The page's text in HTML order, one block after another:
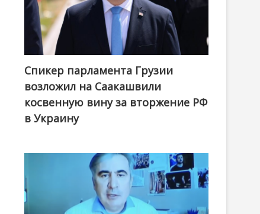
Спикер парламента Грузии
возложил на Саакашвили
косвенную вину за вторжение РФ
в Украину